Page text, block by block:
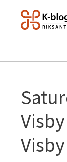
Visby